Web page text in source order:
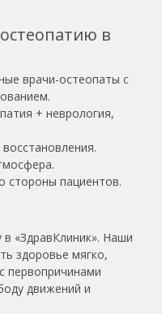
в
врачи-остеопаты с
+ неврология,
стороны пациентов.
«ЗдравКлиник». Наши
здоровье мягко,
первопричинами
движений и